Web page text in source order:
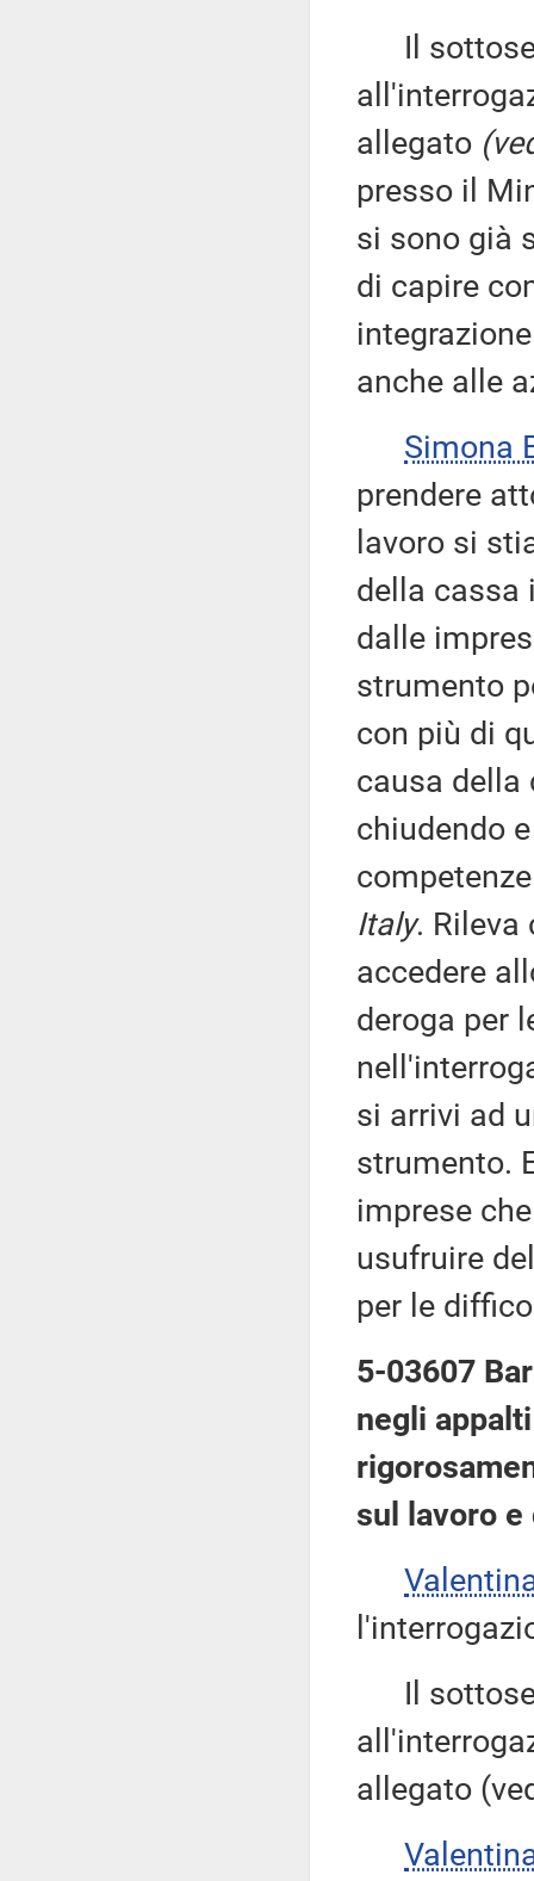
Il
allegato
presso il
si sono già
di capire
anche alle
Simona
prendere
lavoro si
della cassa
dalle
strumento
con più di
causa della
chiudendo
Italy. Rileva
accedere
deroga per
si arrivi ad
strumento.
imprese
usufruire
per le
5-03607
negli
sul lavoro
Il
allegato